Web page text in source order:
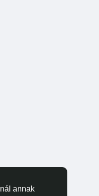
annak